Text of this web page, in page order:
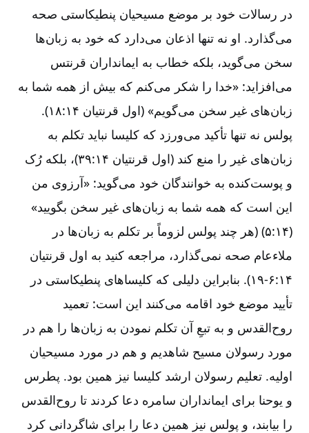
در رسالات خود بر موضع مسیحیان پنطیکاستی صحه
می‌گذارد. او نه تنها اذعان می‌دارد که خود به زبان‌ها
سخن می‌گوید، بلکه خطاب به ایمانداران قرنتس
می‌افزاید: «خدا را شکر می‌کنم که بیش از همه شما به
زبان‌های غیر سخن می‌گویم» (اول قرنتیان ۱۴:‏۱۸).
پولس نه تنها تأکید می‌ورزد که کلیسا نباید تکلم به
زبان‌های غیر را منع کند (اول قرنتیان ۱۴:‏۳۹)، بلکه رُک
و پوست‌کنده به خوانندگان خود می‌گوید: «آرزوی من
این است که همه شما به زبان‌های غیر سخن بگویید»
(۱۴:‏۵‏) (هر چند پولس لزوماً بر تکلم به زبان‌ها در
ملاءعام صحه نمی‌گذارد، مراجعه کنید به اول قرنتیان
۱۴:‏۶‏-‏‏‏‏‏‏‏‏‏۱۹). بنابراین دلیلی که کلیساهای پنطیکاستی در
تأیید موضع خود اقامه می‌کنند این است: تعمید
روح‌القدس و به تبعِ آن تکلم نمودن به زبان‌ها را هم در
مورد رسولان مسیح شاهدیم و هم در مورد مسیحیان
اولیه. تعلیم رسولان ارشد کلیسا نیز همین بود. پطرس
و یوحنا برای ایمانداران سامره دعا کردند تا روح‌القدس
را بیابند، و پولس نیز همین دعا را برای شاگردانی کرد